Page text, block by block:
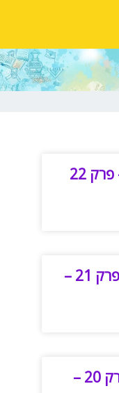
דמוקרטיה מתגוננת – פרק 22
עיקרון שילטון החוק – פרק 21 –
עקרון שלטון החוק פרק 20 –